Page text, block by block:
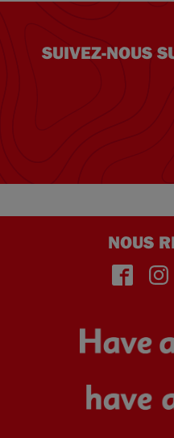
SUIVEZ-NOUS
NOUS
face insta